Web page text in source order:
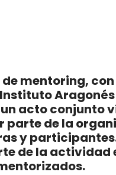
mentoring,
Instituto Aragonés
acto conjunto
parte de la
y
de la actividad